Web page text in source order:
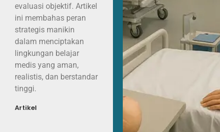
evaluasi objektif. Artikel
ini membahas peran
strategis manikin
dalam menciptakan
lingkungan belajar
medis yang aman,
realistis, dan berstandar
tinggi.
Artikel